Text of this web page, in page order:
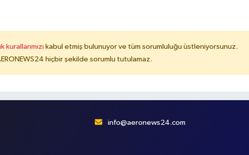
kurallarımızı kabul etmiş bulunuyor ve tüm sorumluluğu üstleniyorsunuz.
hiçbir şekilde sorumlu tutulamaz.
info@aeronews24.com